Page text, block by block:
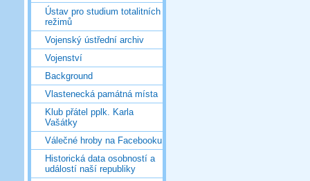
Ústav pro studium totalitních
režimů
Vojenský ústřední archiv
Vojenství
Background
Vlastenecká památná místa
Klub přátel pplk. Karla
Vašátky
Válečné hroby na Facebooku
Historická data osobností a
událostí naší republiky